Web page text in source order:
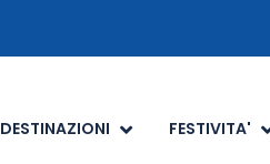
DESTINAZIONI FESTIVITA'